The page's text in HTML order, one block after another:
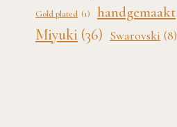
Gold plated (1) handgemaakt
Miyuki (36) Swarovski (8)